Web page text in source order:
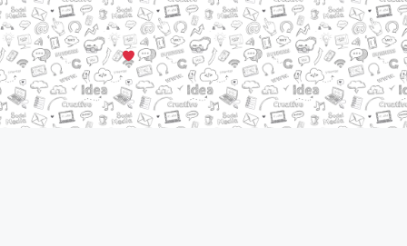
© Todos os direitos reservados a DigooWeb Gramado, RS |
Servidores em Dallas, TX
Criado com muito em Gramado, Serra Gaúcha